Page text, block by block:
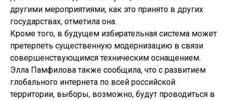
другими мероприятиями, как это принято в других
государствах, отметила она.
Кроме того, в будущем избирательная система может
претерпеть существенную модернизацию в связи
совершенствующимся техническим оснащением.
Элла Памфилова также сообщила, что с развитием
глобального интернета по всей российской
территории, выборы, возможно, будут проводиться в